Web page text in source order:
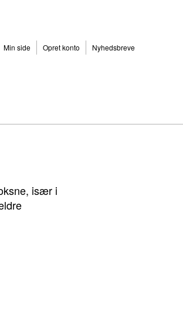
Min side Opret konto Nyhedsbreve
især i